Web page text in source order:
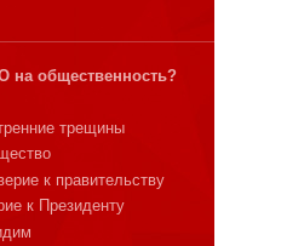
на общественность?
трещины
к правительству
к Президенту